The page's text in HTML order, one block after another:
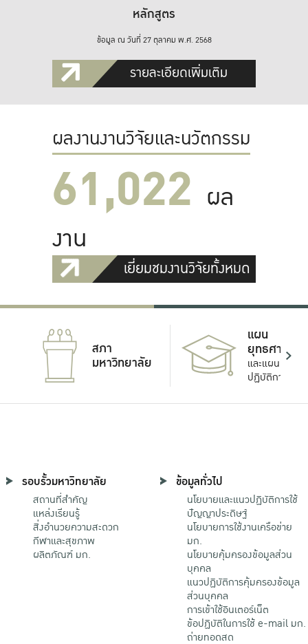
หลักสูตร
ข้อมูล ณ วันที่ 27 ตุลาคม พ.ศ. 2568
รายละเอียดเพิ่มเติม
ผลงานงานวิจัยและนวัตกรรม
61,022 ผล
งาน
เยี่ยมชมงานวิจัยทั้งหมด
สภา
มหาวิทยาลัย
แผน
ยุทธศาสตร์
และแผน
ปฏิบัติการ
รอบรั้วมหาวิทยาลัย
สถานที่สำคัญ
แหล่งเรียนรู้
สิ่งอำนวยความสะดวก
กีฬาและสุขภาพ
ผลิตภัณฑ์ มก.
ข้อมูลทั่วไป
นโยบายและแนวปฏิบัติการใช้
ปัญญาประดิษฐ์
นโยบายการใช้งานเครือข่าย
มก.
นโยบายคุ้มครองข้อมูลส่วน
บุคคล
แนวปฏิบัติการคุ้มครองข้อมูล
ส่วนบุคคล
การเข้าใช้อินเตอร์เน็ต
ข้อปฏิบัติในการใช้ e-mail มก.
ถ่ายทอดสด